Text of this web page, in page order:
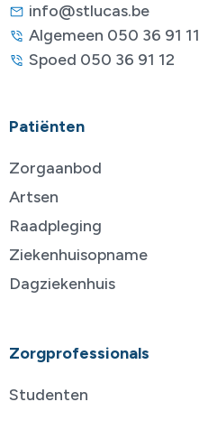
info@stlucas.be
Algemeen 050 36 91 11
Spoed 050 36 91 12
Patiënten
Zorgaanbod
Artsen
Raadpleging
Ziekenhuisopname
Dagziekenhuis
Zorgprofessionals
Studenten